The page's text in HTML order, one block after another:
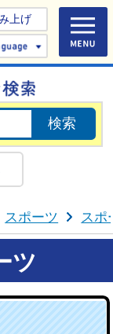
上げ
Select
スポーツ スポ
ツ